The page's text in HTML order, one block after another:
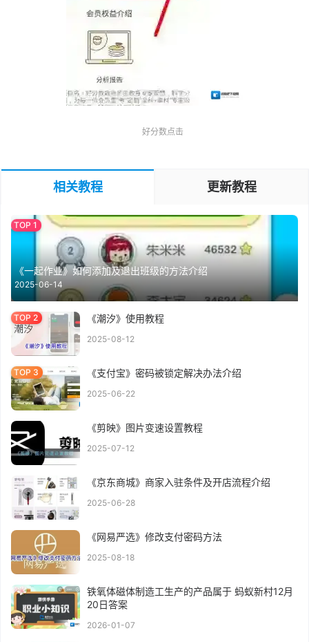
好分数点击
相关教程 更新教程
《一起作业》如何添加及退出班级的方法介绍
2025-06-14
《潮汐》使用教程
2025-08-12
《支付宝》密码被锁定解决办法介绍
2025-06-22
《剪映》图片变速设置教程
2025-07-12
《京东商城》商家入驻条件及开店流程介绍
2025-06-28
《网易严选》修改支付密码方法
2025-08-18
铁氧体磁体制造工生产的产品属于 蚂蚁新村12月
20日答案
2026-01-07